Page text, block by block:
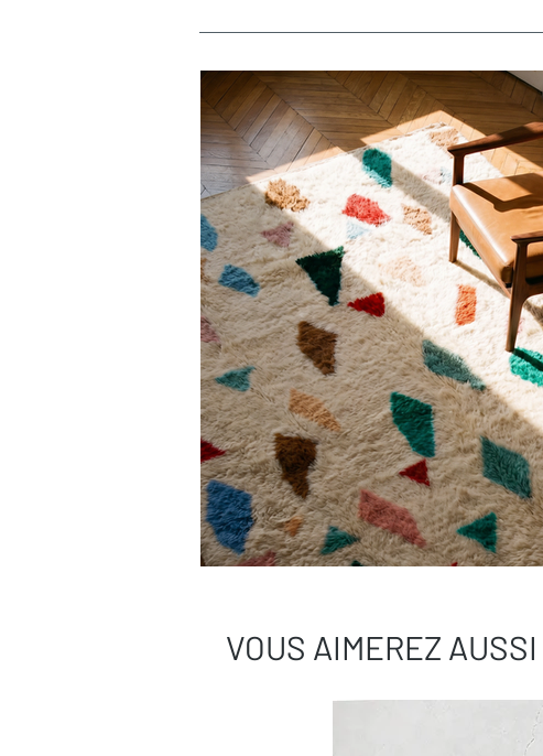
VOUS AIMEREZ AUSSI